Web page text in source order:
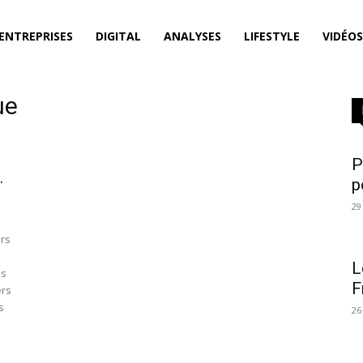
ENTREPRISES DIGITAL ANALYSES LIFESTYLE VIDÉOS